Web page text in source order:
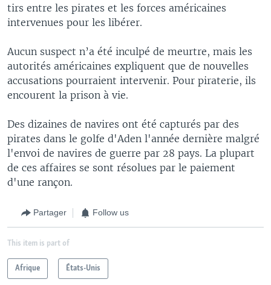
tirs entre les pirates et les forces américaines
intervenues pour les libérer.
Aucun suspect n’a été inculpé de meurtre, mais les
autorités américaines expliquent que de nouvelles
accusations pourraient intervenir. Pour piraterie, ils
encourent la prison à vie.
Des dizaines de navires ont été capturés par des
pirates dans le golfe d'Aden l'année dernière malgré
l'envoi de navires de guerre par 28 pays. La plupart
de ces affaires se sont résolues par le paiement
d'une rançon.
Partager Follow us
This item is part of
Afrique États-Unis